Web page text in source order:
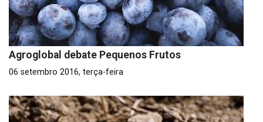
Agroglobal debate Pequenos Frutos
06 setembro 2016, terça-feira